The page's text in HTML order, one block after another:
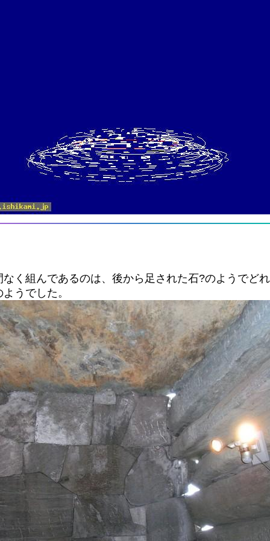
く組んであるのは、後から足された石?のようでど
うでした。